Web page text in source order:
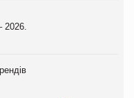
2026.